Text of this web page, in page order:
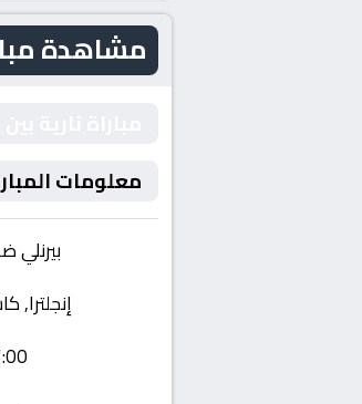
مشاهدة مباراة
معلومات
بيرنلي
إنجلترا,